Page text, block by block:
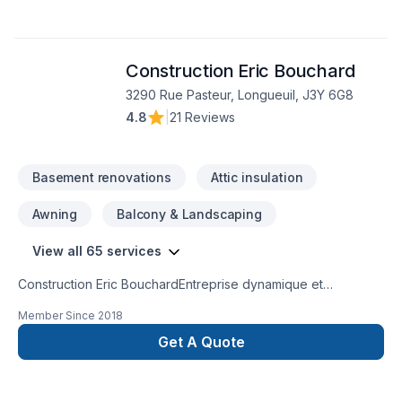
Construction Eric Bouchard
3290 Rue Pasteur, Longueuil, J3Y 6G8
4.8
21 Reviews
Basement renovations Attic insulation
Awning Balcony & Landscaping
View all 65 services
Construction Eric BouchardEntreprise dynamique et
(CCQ) et plus de 15 ans d’expérience. Entrepreneur Général
à votre disposition pour réaliser vos projets de rénovation
personalisés. Qu'ils soient petits ou gros, nous avons à coeur
Member Since 2018
Get A Quote